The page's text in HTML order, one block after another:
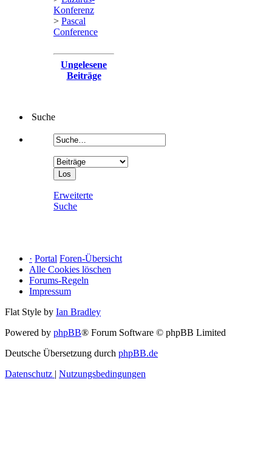
Konferenz
> Pascal
Conference
Ungelesene
Beiträge
Suche
Erweiterte
Suche
· Portal Foren-Übersicht
Alle Cookies löschen
Forums-Regeln
Impressum
Flat Style by Ian Bradley
Powered by phpBB® Forum Software © phpBB Limited
Deutsche Übersetzung durch phpBB.de
Datenschutz | Nutzungsbedingungen